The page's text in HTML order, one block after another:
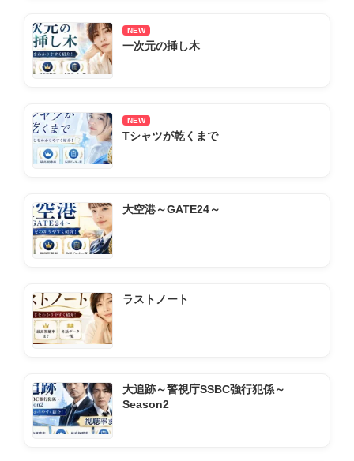
NEW
一次元の挿し木
NEW
Tシャツが乾くまで
大空港～GATE24～
ラストノート
大追跡～警視庁SSBC強行犯係～
Season2